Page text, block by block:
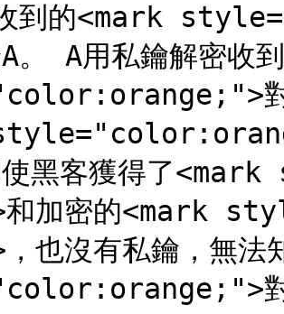
收到的<mark
。 A用私鑰解密收
對
使黑客獲得了
和加密的<mark
也沒有私鑰，無法
對